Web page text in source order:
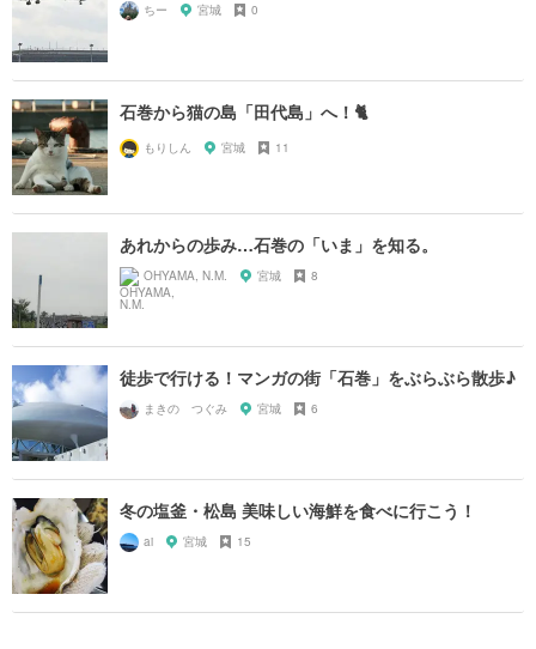
ちー 宮城 0
石巻から猫の島「田代島」へ！🐈
もりしん 宮城 11
あれからの歩み…石巻の「いま」を知る。
OHYAMA, N.M. 宮城 8
徒歩で行ける！マンガの街「石巻」をぶらぶら散歩♪
まきの つぐみ 宮城 6
冬の塩釜・松島 美味しい海鮮を食べに行こう！
ai 宮城 15